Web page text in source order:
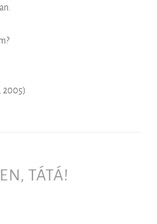
2005)
TÁTÁ!